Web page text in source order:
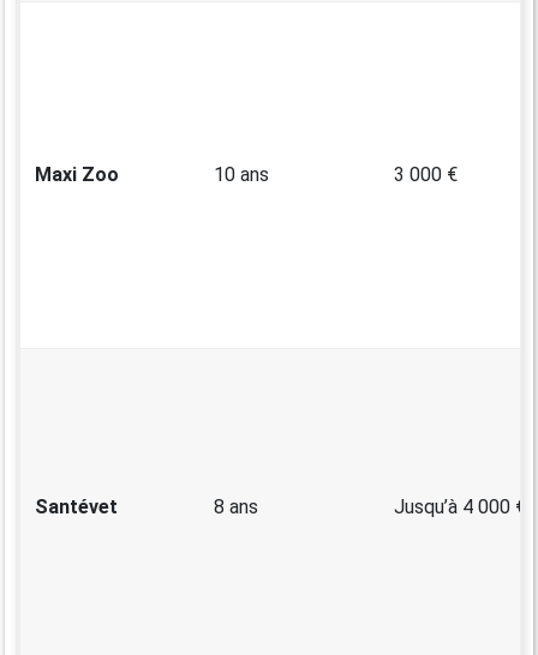
Maxi Zoo 10 ans 3 000 €
Santévet 8 ans Jusqu’à 4 000 €